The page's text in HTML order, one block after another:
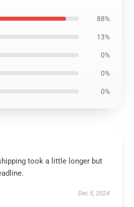
88%
13%
0%
0%
0%
took a little longer but
Dec 5, 2024